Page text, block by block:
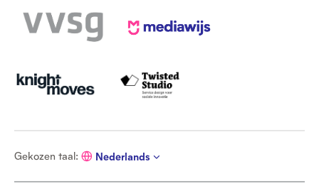
Gekozen taal:
G
k
Nederlands